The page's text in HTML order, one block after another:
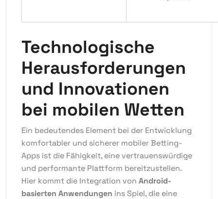
Technologische
Herausforderungen
und Innovationen
bei mobilen Wetten
Ein bedeutendes Element bei der Entwicklung
komfortabler und sicherer mobiler Betting-
Apps ist die Fähigkeit, eine vertrauenswürdige
und performante Plattform bereitzustellen.
Hier kommt die Integration von Android-
basierten Anwendungen ins Spiel, die eine